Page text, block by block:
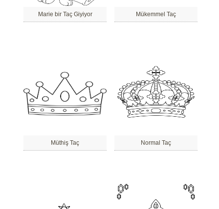
Marie bir Taç Giyiyor Mükemmel Taç
Müthiş Taç Normal Taç